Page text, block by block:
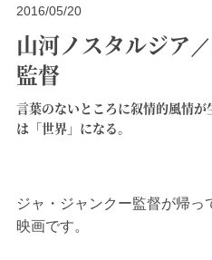
2016/05/20
山河ノスタルジア
監督
言葉のないところに叙情的風情
は「世界」になる。
ジャ・ジャンクー監督が帰っ
映画です。